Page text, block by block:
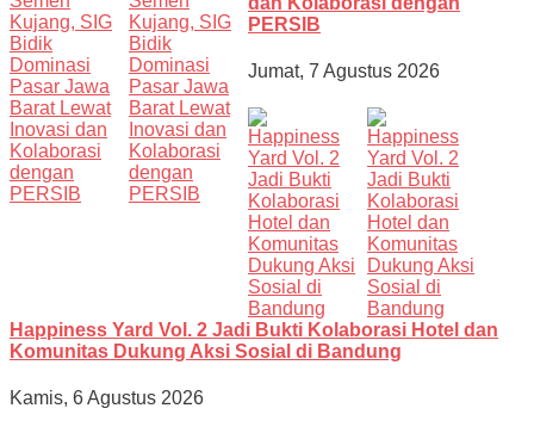
PERSIB
Jumat, 7 Agustus 2026
Happiness Yard Vol. 2 Jadi Bukti Kolaborasi Hotel dan
Komunitas Dukung Aksi Sosial di Bandung
Kamis, 6 Agustus 2026